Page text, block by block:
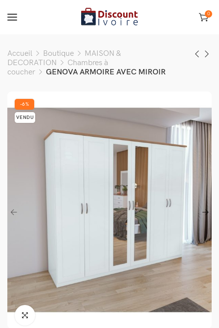
0
Accueil Boutique
MAISON &
DECORATION
Chambres à
coucher
GENOVA ARMOIRE AVEC MIROIR
-6%
VENDU